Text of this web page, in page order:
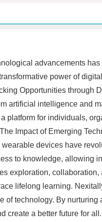
advancements
power of
Opportunities
artificial intelligence and
platform for individuals,
Impact of Emerging
devices have
to knowledge,
exploration,
lifelong learning.
of technology. By
create a better future for